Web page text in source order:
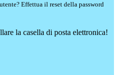
Effettua il reset della password
la casella di posta elettronica!